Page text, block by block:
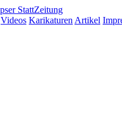
Videos Karikaturen Artikel